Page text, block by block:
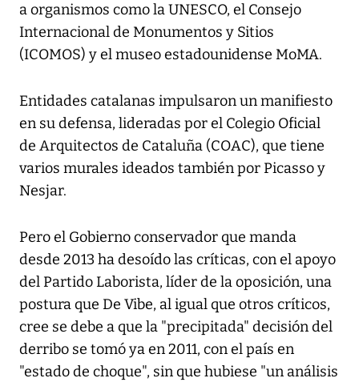
a organismos como la UNESCO, el Consejo
Internacional de Monumentos y Sitios
(ICOMOS) y el museo estadounidense MoMA.
Entidades catalanas impulsaron un manifiesto
en su defensa, lideradas por el Colegio Oficial
de Arquitectos de Cataluña (COAC), que tiene
varios murales ideados también por Picasso y
Nesjar.
Pero el Gobierno conservador que manda
desde 2013 ha desoído las críticas, con el apoyo
del Partido Laborista, líder de la oposición, una
postura que De Vibe, al igual que otros críticos,
cree se debe a que la "precipitada" decisión del
derribo se tomó ya en 2011, con el país en
"estado de choque", sin que hubiese "un análisis